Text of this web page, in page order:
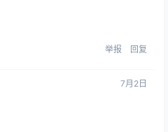
举报 回复
7月2日